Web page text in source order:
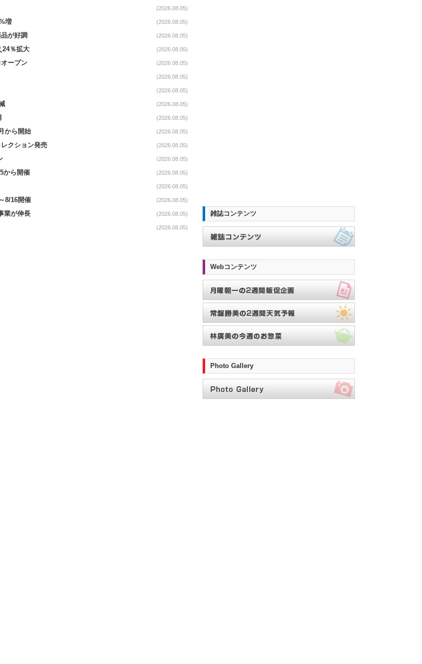
(2026.08.05)
増 (2026.08.05)
が好調 (2026.08.05)
24％拡大 (2026.08.05)
ープン (2026.08.05)
(2026.08.05)
(2026.08.05)
(2026.08.05)
(2026.08.05)
から開始 (2026.08.05)
クション発売 (2026.08.05)
(2026.08.05)
から開催 (2026.08.05)
(2026.08.05)
8/16開催 (2026.08.05)
業が伸長 (2026.08.05)
(2026.08.05)
雑誌コンテンツ
Webコンテンツ
Photo Gallery